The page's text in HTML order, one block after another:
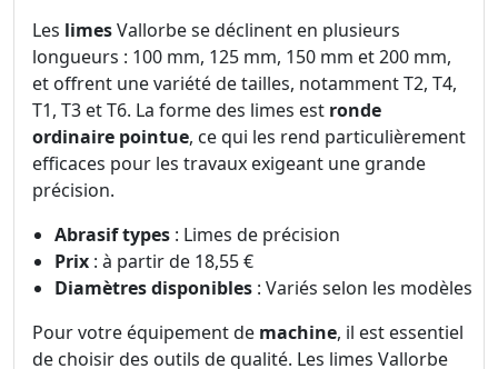
Les limesVallorbe se déclinent en plusieurs
longueurs : 100 mm, 125 mm, 150 mm et 200 mm,
et offrent une variété de tailles, notamment T2, T4,
T1, T3 et T6. La forme des limes est ronde
ordinaire pointue, ce qui les rend particulièrement
efficaces pour les travaux exigeant une grande
précision.
Abrasif types : Limes de précision
Prix : à partir de 18,55 €
Diamètres disponibles : Variés selon les modèles
Pour votre équipement de machine, il est essentiel
de choisir des outils de qualité. Les limes Vallorbe